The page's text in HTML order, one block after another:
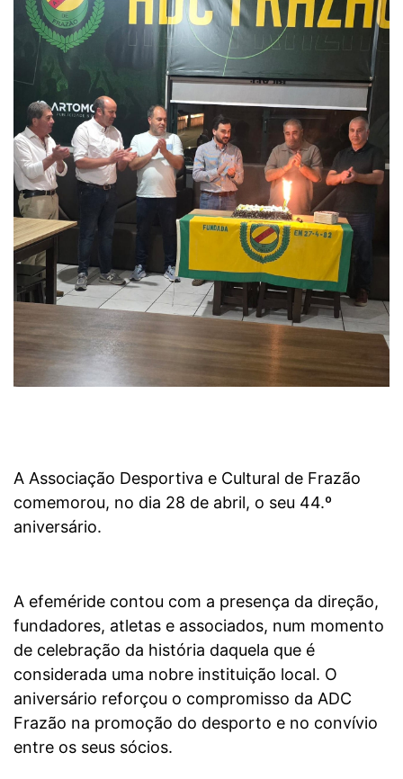
A Associação Desportiva e Cultural de Frazão
comemorou, no dia 28 de abril, o seu 44.º
aniversário.
A efeméride contou com a presença da direção,
fundadores, atletas e associados, num momento
de celebração da história daquela que é
considerada uma nobre instituição local. O
aniversário reforçou o compromisso da ADC
Frazão na promoção do desporto e no convívio
entre os seus sócios.